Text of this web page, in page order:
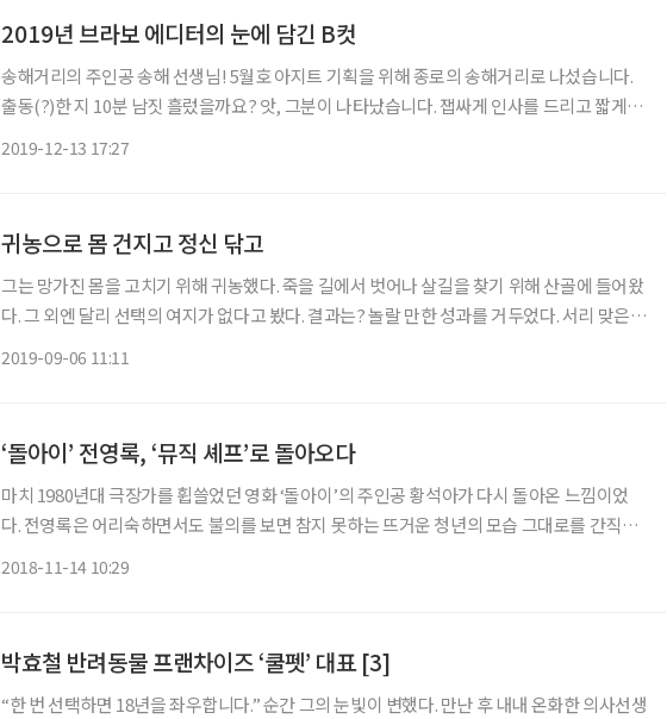
2019년 브라보 에디터의 눈에 담긴 B컷
송해거리의 주인공 송해 선생님! 5월호 아지트 기획을 위해 종로의 송해거리로 나섰습니다.
출동(?)한 지 10분 남짓 흘렀을까요? 앗, 그분이 나타났습니다. 잽싸게 인사를 드리고 짧게나
2019-12-13 17:27
귀농으로 몸 건지고 정신 닦고
그는 망가진 몸을 고치기 위해 귀농했다. 죽을 길에서 벗어나 살길을 찾기 위해 산골에 들어왔
다. 그 외엔 달리 선택의 여지가 없다고 봤다. 결과는? 놀랄 만한 성과를 거두었다. 서리 맞은
2019-09-06 11:11
‘돌아이’ 전영록, ‘뮤직 셰프’로 돌아오다
마치 1980년대 극장가를 휩쓸었던 영화 ‘돌아이’의 주인공 황석아가 다시 돌아온 느낌이었
다. 전영록은 어리숙하면서도 불의를 보면 참지 못하는 뜨거운 청년의 모습 그대로를 간직한
2018-11-14 10:29
박효철 반려동물 프랜차이즈 ‘쿨펫’ 대표 [3]
“한 번 선택하면 18년을 좌우합니다.” 순간 그의 눈빛이 변했다. 만난 후 내내 온화한 의사선생